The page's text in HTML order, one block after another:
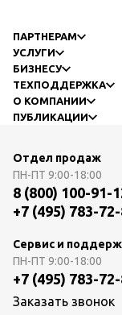
ПАРТНЕРАМ
УСЛУГИ
БИЗНЕСУ
ТЕХПОДДЕРЖКА
О КОМПАНИИ
ПУБЛИКАЦИИ
Отдел продаж
ПН-ПТ 9:00-18:00
8 (800) 100-91-
+7 (495) 783-
Сервис и
ПН-ПТ 9:00-18:00
+7 (495) 783-
Заказать звонок